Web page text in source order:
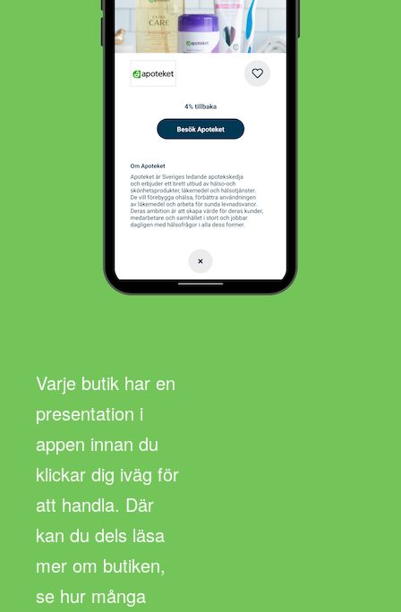
Varje butik har en
presentation i
appen innan du
klickar dig iväg för
att handla. Där
kan du dels läsa
mer om butiken,
se hur många